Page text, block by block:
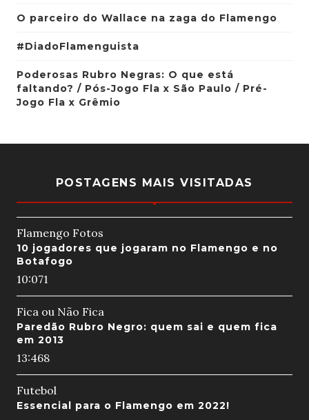
O parceiro do Wallace na zaga do Flamengo
#DiadoFlamenguista
Poderosas Rubro Negras: O que está
faltando? / Pós-Jogo Fla x São Paulo / Pré-
Jogo Fla x Grêmio
POSTAGENS MAIS VISITADAS
Flamengo Fotos
10 jogadores que jogaram no Flamengo e no
Botafogo
10:071
Fica ou Não Fica
Paredão Rubro Negro: quem sai e quem fica
em 2013
13:468
Futebol
Essencial para o Flamengo em 2022!